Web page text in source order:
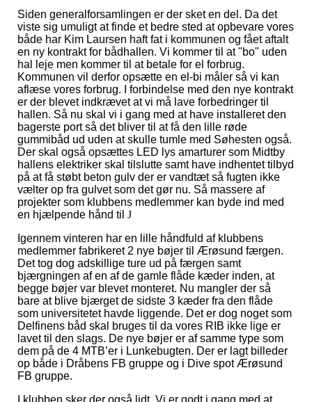
Siden generalforsamlingen er der sket en del. Da det
viste sig umuligt at finde et bedre sted at opbevare vores
både har Kim Laursen haft fat i kommunen og fået aftalt
en ny kontrakt for bådhallen. Vi kommer til at "bo" uden
hal leje men kommer til at betale for el forbrug.
Kommunen vil derfor opsætte en el-bi måler så vi kan
aflæse vores forbrug. I forbindelse med den nye kontrakt
er der blevet indkrævet at vi må lave forbedringer til
hallen. Så nu skal vi i gang med at have installeret den
bagerste port så det bliver til at få den lille røde
gummibåd ud uden at skulle tumle med Søhesten også.
Der skal også opsættes LED lys amarturer som Midtby
hallens elektriker skal tilslutte samt have indhentet tilbyd
på at få støbt beton gulv der er vandtæt så fugten ikke
vælter op fra gulvet som det gør nu. Så massere af
projekter som klubbens medlemmer kan byde ind med
en hjælpende hånd til J
Igennem vinteren har en lille håndfuld af klubbens
medlemmer fabrikeret 2 nye bøjer til Ærøsund færgen.
Det tog dog adskillige ture ud på færgen samt
bjærgningen af en af de gamle flåde kæder inden, at
begge bøjer var blevet monteret. Nu mangler der så
bare at blive bjærget de sidste 3 kæder fra den flåde
som universitetet havde liggende. Det er dog noget som
Delfinens båd skal bruges til da vores RIB ikke lige er
lavet til den slags. De nye bøjer er af samme type som
dem på de 4 MTB’er i Lunkebugten. Der er lagt billeder
op både i Dråbens FB gruppe og i Dive spot Ærøsund
FB gruppe.